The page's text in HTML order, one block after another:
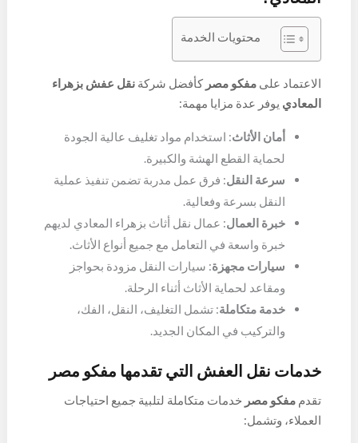
وسيارات مجهزة لضمان سلامة كل قطعة.
محتويات الخدمة
الاعتماد علىمفكو مصر كأفضل شركةنقل عفش بزهراء
المعادي يوفر عدة مزايا مهمة:
أمان الأثاث: استخدام مواد تغليف عالية الجودة
لحماية القطع الهشة والكبيرة.
سرعة النقل: فرق عمل مدربة تضمن تنفيذ عملية
النقل بسرعة وفعالية.
خبرة العمال: عمال نقل أثاث بزهراء المعادي لديهم
خبرة واسعة في التعامل مع جميع أنواع الأثاث.
سيارات مجهزة: سيارات النقل مزودة بحواجز
ومقاعد لحماية الأثاث أثناء الرحلة.
خدمة متكاملة: تشمل التغليف، النقل، الفك،
والتركيب في المكان الجديد.
خدمات نقل العفش التي تقدمها مفكو مصر
تقدممفكو مصر خدمات متكاملة لتلبية جميع احتياجات
العملاء، وتشمل: